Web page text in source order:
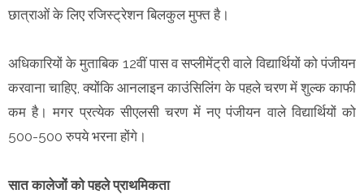
छात्राओं के लिए रजिस्ट्रेशन बिलकुल मुफ्त है।
अधिकारियों के मुताबिक 12वीं पास व सप्लीमेंट्री वाले विद्यार्थियों को पंजीयन
करवाना चाहिए, क्योंकि आनलाइन काउंसिलिंग के पहले चरण में शुल्क काफी
कम है। मगर प्रत्येक सीएलसी चरण में नए पंजीयन वाले विद्यार्थियों को
500-500 रुपये भरना होंगे।
सात कालेजों को पहले प्राथमिकता